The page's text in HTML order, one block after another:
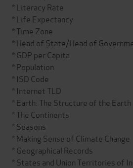
* Literacy Rate
* Life Expectancy
* Time Zone
* Head of State/Head of
* GDP per Capita
* Population
* ISD Code
* Internet TLD
* Earth: The Structure of the Earth
* The Continents
* Seasons
* Making Sense of Climate Change
* Geographical Records
* States and Union Territories of